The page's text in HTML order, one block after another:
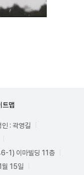
트맵
인 : 곽영길
1) 이마빌딩 11층
15일